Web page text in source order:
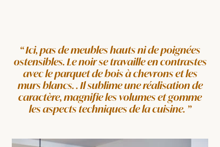
Ici, pas de meubles hauts ni de poignées
ostensibles. Le noir se travaille en contrastes
avec le parquet de bois à chevrons et les
murs blancs. . Il sublime une réalisation de
caractère, magnifie les volumes et gomme
les aspects techniques de la cuisine.